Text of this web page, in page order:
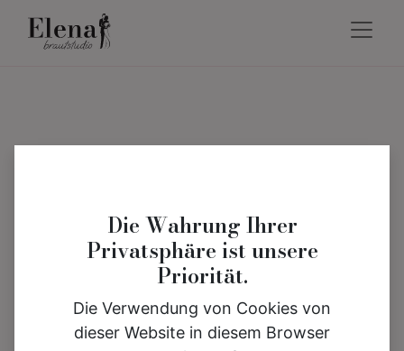
Die Wahrung Ihrer
Privatsphäre ist unsere
Priorität.
Die Verwendung von Cookies von
dieser Website in diesem Browser